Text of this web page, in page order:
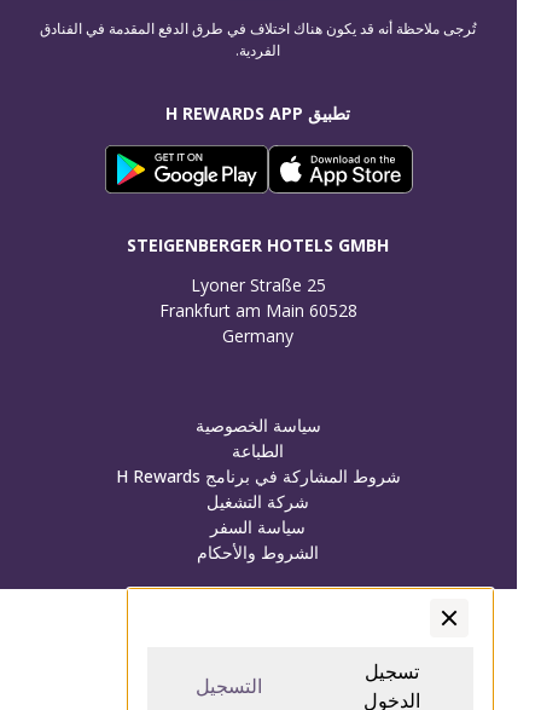
تطبيق H REWARDS APP
STEIGENBERGER HOTELS GMBH
Germany
تُرجى ملاحظة أنه قد يكون هناك اختلاف في طرق الدفع المقدمة في الفنادق
الفردية.
سياسة الخصوصية
الطباعة
شروط المشاركة في برنامج H Rewards
شركة التشغيل
سياسة السفر
الشروط والأحكام
تسجيل
الدخول
التسجيل